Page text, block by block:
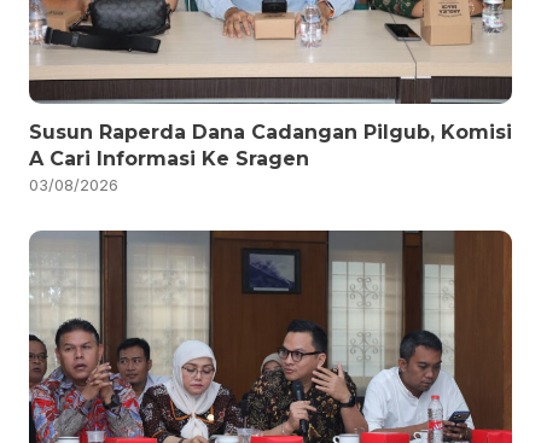
Susun Raperda Dana Cadangan Pilgub, Komisi
A Cari Informasi Ke Sragen
03/08/2026